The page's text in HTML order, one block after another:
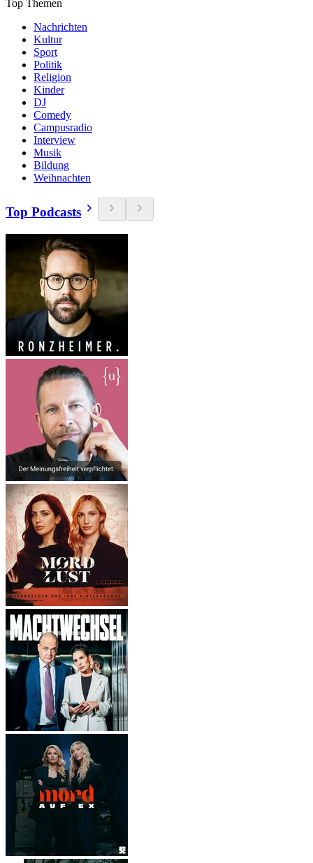
Top Themen
Nachrichten
Kultur
Sport
Politik
Religion
Kinder
DJ
Comedy
Campusradio
Interview
Musik
Bildung
Weihnachten
Top Podcasts